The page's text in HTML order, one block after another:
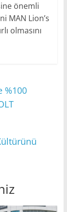
önemli
MAN Lion’s
olmasını
%100